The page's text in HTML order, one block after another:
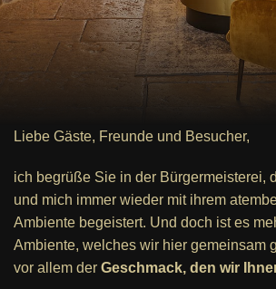
Liebe Gäste, Freunde und Besucher,
ich begrüße Sie in der Bürgermeisterei,
und mich immer wieder mit ihrem
Ambiente begeistert. Und doch ist es
Ambiente, welches wir hier gemeinsam
vor allem der Geschmack, den wir